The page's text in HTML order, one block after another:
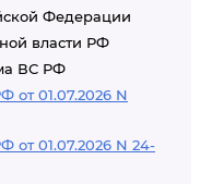
Федерации
власти РФ
ВС РФ
от 01.07.2026 N
от 01.07.2026 N 24-